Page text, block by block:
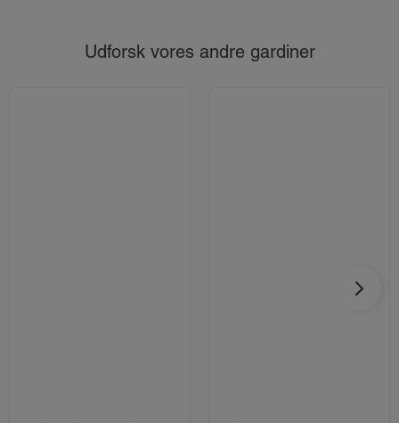
Udforsk vores andre gardiner